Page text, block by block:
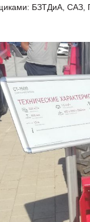
техники
Сальсксельмаш
Белагро в Минске!
БЗТДиА, САЗ,